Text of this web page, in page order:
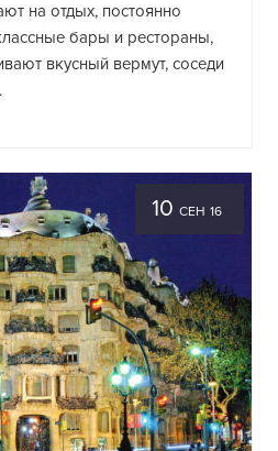
на отдых, постоянно
бары и рестораны,
вкусный вермут, соседи
10СЕН 16